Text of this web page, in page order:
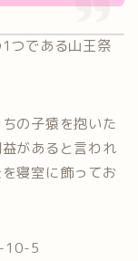
つである山王祭
の子猿を抱いた
があると言われ
寝室に飾ってお
10-5